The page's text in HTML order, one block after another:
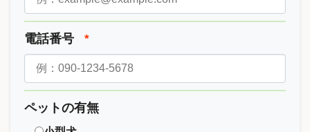
電話番号 *
ペットの有無